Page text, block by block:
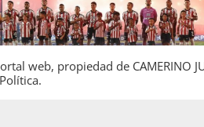
web, propiedad de CAMERINO